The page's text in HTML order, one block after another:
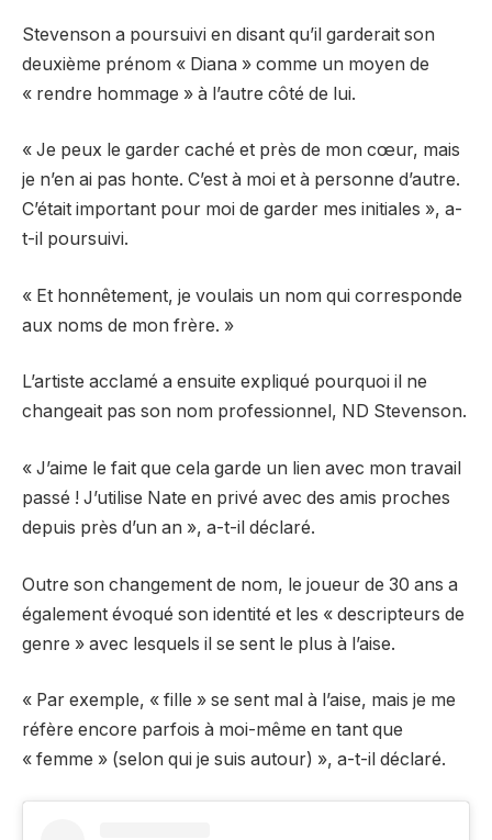
Stevenson a poursuivi en disant qu’il garderait son
deuxième prénom « Diana » comme un moyen de
« rendre hommage » à l’autre côté de lui.
« Je peux le garder caché et près de mon cœur, mais
je n’en ai pas honte. C’est à moi et à personne d’autre.
C’était important pour moi de garder mes initiales », a-
t-il poursuivi.
« Et honnêtement, je voulais un nom qui corresponde
aux noms de mon frère. »
L’artiste acclamé a ensuite expliqué pourquoi il ne
changeait pas son nom professionnel, ND Stevenson.
« J’aime le fait que cela garde un lien avec mon travail
passé ! J’utilise Nate en privé avec des amis proches
depuis près d’un an », a-t-il déclaré.
Outre son changement de nom, le joueur de 30 ans a
également évoqué son identité et les « descripteurs de
genre » avec lesquels il se sent le plus à l’aise.
« Par exemple, « fille » se sent mal à l’aise, mais je me
réfère encore parfois à moi-même en tant que
« femme » (selon qui je suis autour) », a-t-il déclaré.